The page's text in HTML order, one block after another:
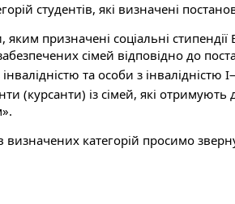
студентів, які визначені
яким призначені соціальні
сімей відповідно до
інвалідністю та особи з
(курсанти) із сімей, які
визначених категорій просимо